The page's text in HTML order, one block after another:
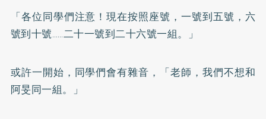
「各位同學們注意！現在按照座號，一號到五號，六
號到十號……二十一號到二十六號一組。」
或許一開始，同學們會有雜音，「老師，我們不想和
阿旻同一組。」